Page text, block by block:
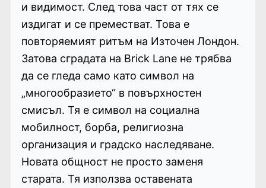
и видимост. След това част от тях се
издигат и се преместват. Това е
повторяемият ритъм на Източен Лондон.
Затова сградата на Brick Lane не трябва
да се гледа само като символ на
„многообразието“ в повърхностен
смисъл. Тя е символ на социална
мобилност, борба, религиозна
организация и градско наследяване.
Новата общност не просто заменя
старата. Тя използва оставената